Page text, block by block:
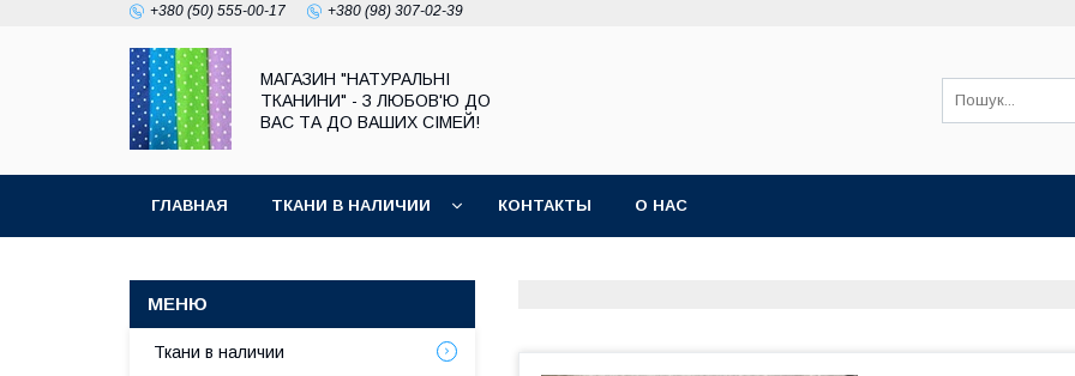
+380 (50) 555-00-17 +380 (98) 307-02-39
МАГАЗИН "НАТУРАЛЬНІ
ТКАНИНИ" - З ЛЮБОВ'Ю ДО
ВАС ТА ДО ВАШИХ СІМЕЙ!
ГЛАВНАЯ ТКАНИ В НАЛИЧИИ КОНТАКТЫ О НАС
Ткани в наличии